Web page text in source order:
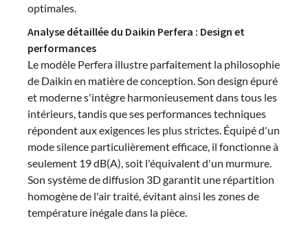
optimales.
Analyse détaillée du Daikin Perfera : Design et
performances
Le modèle Perfera illustre parfaitement la philosophie
de Daikin en matière de conception. Son design épuré
et moderne s'intègre harmonieusement dans tous les
intérieurs, tandis que ses performances techniques
répondent aux exigences les plus strictes. Équipé d'un
mode silence particulièrement efficace, il fonctionne à
seulement 19 dB(A), soit l'équivalent d'un murmure.
Son système de diffusion 3D garantit une répartition
homogène de l'air traité, évitant ainsi les zones de
température inégale dans la pièce.